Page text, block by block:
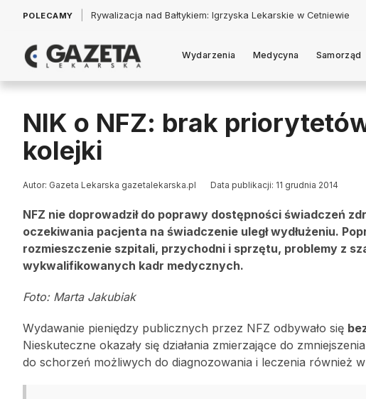
POLECAMY Łukasz Jankowski: Politycy w pogoni za króliczkiem
Wydarzenia Medycyna Samorząd
NIK o NFZ: brak
kolejki
Autor: Gazeta Lekarska gazetalekarska.pl Data publikacji: 11 grudnia 2014
NFZ nie doprowadził do poprawy dostępności świadczeń
oczekiwania pacjenta na świadczenie uległ wydłużeniu.
rozmieszczenie szpitali, przychodni i sprzętu, problemy z
wykwalifikowanych kadr medycznych.
Foto: Marta Jakubiak
Wydawanie pieniędzy publicznych przez NFZ odbywało się
Nieskuteczne okazały się działania zmierzające do
do schorzeń możliwych do diagnozowania i leczenia również